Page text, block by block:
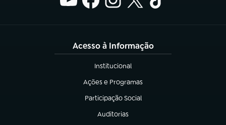
Acesso à Informação
Institucional
(abre em nova aba)
Ações e Programas
(abre em nova aba)
Participação Social
(abre em nova aba)
Auditorias
(abre em nova aba)